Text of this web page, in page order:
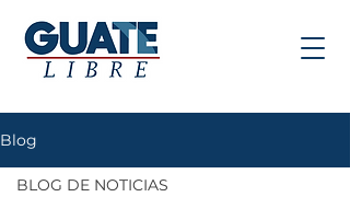
Blog
BLOG DE NOTICIAS